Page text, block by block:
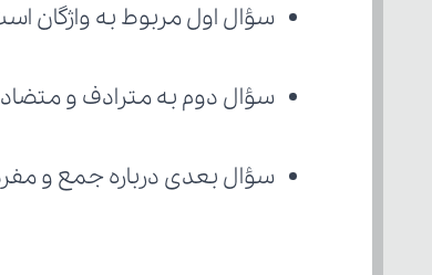
سؤال اول مربوط به واژگان
سؤال دوم به مترادف و
سؤال بعدی درباره جمع و